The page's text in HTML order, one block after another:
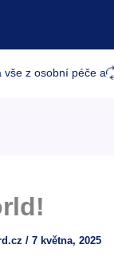
vše z osobní péče a
/ 7 května, 2025